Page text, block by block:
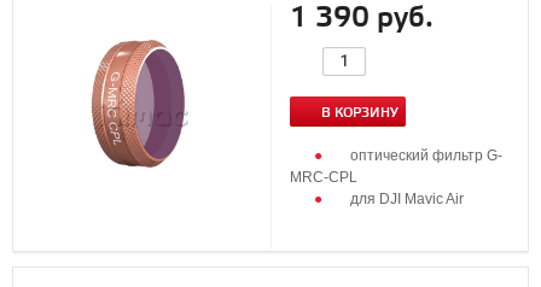
1 390 руб.
В КОРЗИНУ
оптический фильтр G-
MRC-CPL
для DJI Mavic Air